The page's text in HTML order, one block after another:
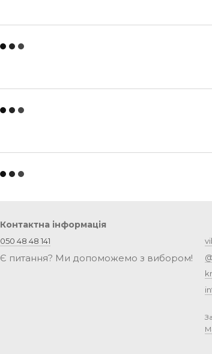
Контактна інформація
050 48 48 141
Є питання? Ми допоможемо з вибором!